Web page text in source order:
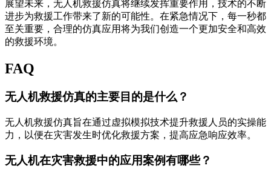
展望未来，无人机救援仿真将继续发挥重要作用，技术的不断
进步为救援工作带来了新的可能性。在紧急情况下，每一秒都
至关重要，合理的仿真应用将为我们创造一个更加安全和高效
的救援环境。
FAQ
无人机救援仿真的主要目的是什么？
无人机救援仿真旨在通过虚拟模拟技术提升救援人员的实操能
力，以便在灾害发生时优化救援方案，提高应急响应效率。
无人机在灾害救援中的应用案例有哪些？